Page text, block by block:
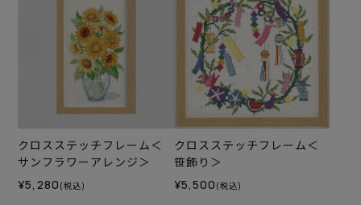
クロスステッチフレーム＜
サンフラワーアレンジ＞
¥5,280 (税込)
クロスステッチフレーム＜
笹飾り＞
¥5,500 (税込)